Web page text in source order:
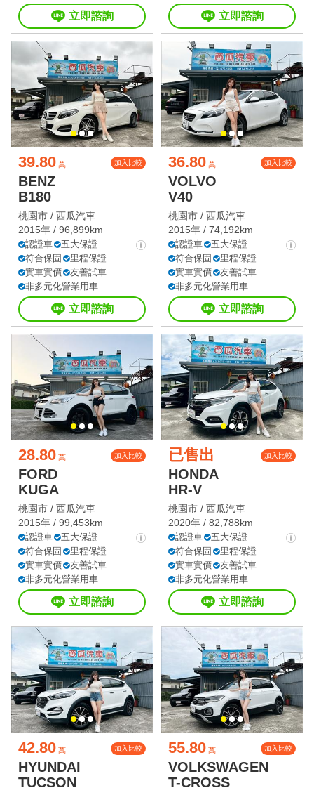
立即諮詢 立即諮詢
39.80 萬 加入比較
BENZ
B180
桃園市 / 西瓜汽車
2015年 / 96,899km
認證車
五大保證
符合保固
里程保證
實車實價
友善試車
非多元化營業用車
立即諮詢
36.80 萬 加入比較
VOLVO
V40
桃園市 / 西瓜汽車
2015年 / 74,192km
認證車
五大保證
符合保固
里程保證
實車實價
友善試車
非多元化營業用車
立即諮詢
28.80 萬 加入比較
FORD
KUGA
桃園市 / 西瓜汽車
2015年 / 99,453km
認證車
五大保證
符合保固
里程保證
實車實價
友善試車
非多元化營業用車
立即諮詢
已售出 加入比較
HONDA
HR-V
桃園市 / 西瓜汽車
2020年 / 82,788km
認證車
五大保證
符合保固
里程保證
實車實價
友善試車
非多元化營業用車
立即諮詢
42.80 萬 加入比較
HYUNDAI
TUCSON
55.80 萬 加入比較
VOLKSWAGEN
T-CROSS